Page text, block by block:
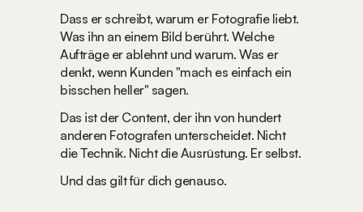
Dass er schreibt, warum er Fotografie liebt.
Was ihn an einem Bild berührt. Welche
Aufträge er ablehnt und warum. Was er
denkt, wenn Kunden "mach es einfach ein
bisschen heller" sagen.
Das ist der Content, der ihn von hundert
anderen Fotografen unterscheidet. Nicht
die Technik. Nicht die Ausrüstung. Er selbst.
Und das gilt für dich genauso.